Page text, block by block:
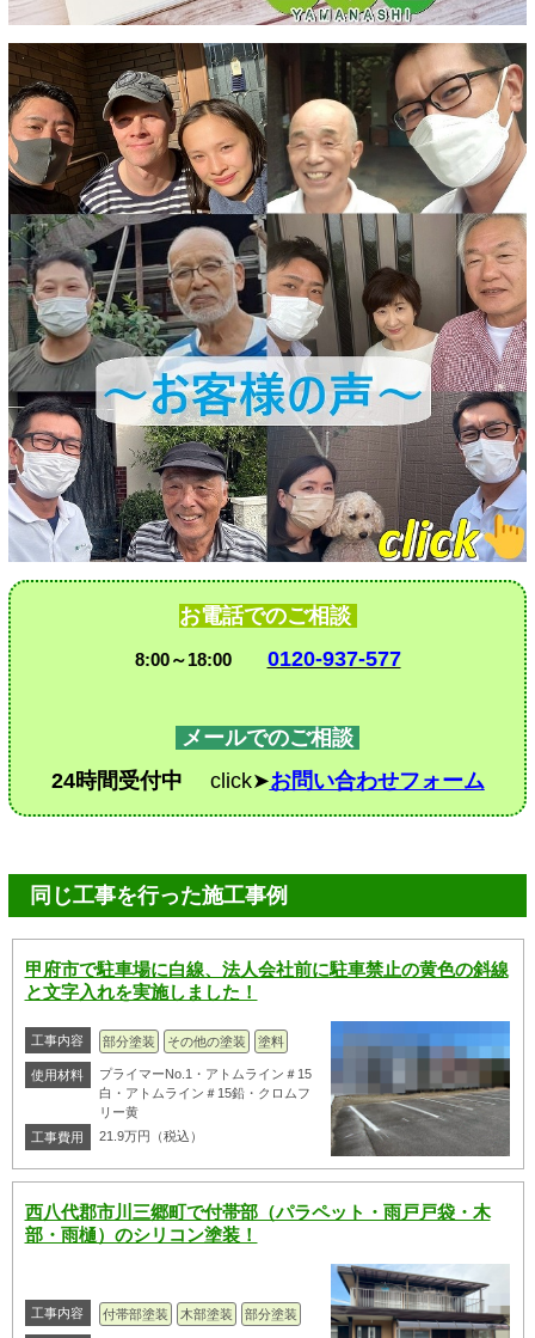
お電話でのご相談
8:00～18:00 0120-937-577
メールでのご相談
24時間受付中 click➤お問い合わせフォーム
同じ工事を行った施工事例
甲府市で駐車場に白線、法人会社前に駐車禁止の黄色の斜線
と文字入れを実施しました！
工事内容 部分塗装 その他の塗装 塗料
使用材料
プライマーNo.1・アトムライン＃15
白・アトムライン＃15鉛・クロムフ
リー黄
工事費用
21.9万円（税込）
西八代郡市川三郷町で付帯部（パラペット・雨戸戸袋・木
部・雨樋）のシリコン塗装！
工事内容 付帯部塗装 木部塗装 部分塗装